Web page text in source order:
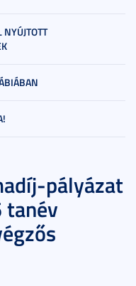
NYÚJTOTT
pályázat